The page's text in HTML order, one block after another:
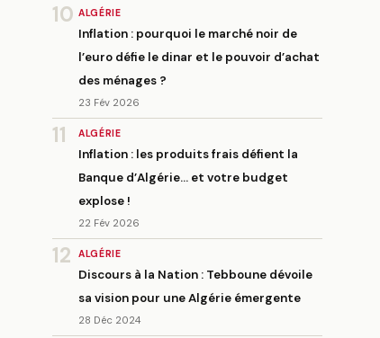
10 ALGÉRIE
Inflation : pourquoi le marché noir de
l’euro défie le dinar et le pouvoir d’achat
des ménages ?
23 Fév 2026
11 ALGÉRIE
Inflation : les produits frais défient la
Banque d’Algérie… et votre budget
explose !
22 Fév 2026
12 ALGÉRIE
Discours à la Nation : Tebboune dévoile
sa vision pour une Algérie émergente
28 Déc 2024